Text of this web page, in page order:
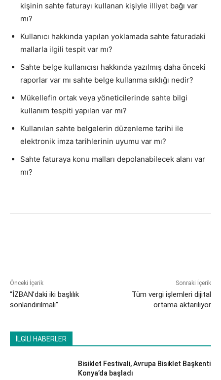
kişinin sahte faturayı kullanan kişiyle illiyet bağı var
mı?
Kullanıcı hakkında yapılan yoklamada sahte faturadaki
mallarla ilgili tespit var mı?
Sahte belge kullanıcısı hakkında yazılmış daha önceki
raporlar var mı sahte belge kullanma sıklığı nedir?
Mükellefin ortak veya yöneticilerinde sahte bilgi
kullanım tespiti yapılan var mı?
Kullanılan sahte belgelerin düzenleme tarihi ile
elektronik imza tarihlerinin uyumu var mı?
Sahte faturaya konu malları depolanabilecek alanı var
mı?
Önceki İçerik
“İZBAN’daki iki başlılık
sonlandırılmalı”
Sonraki İçerik
Tüm vergi işlemleri dijital
ortama aktarılıyor
İLGİLİ HABERLER
Bisiklet Festivali, Avrupa Bisiklet Başkenti
Konya’da başladı